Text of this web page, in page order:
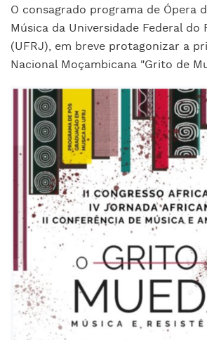
O consagrado programa de Ópera
Música da Universidade Federal do
(UFRJ), em breve protagonizar a
Nacional Moçambicana "Grito de